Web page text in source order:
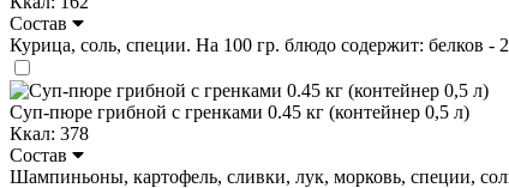
Состав
Курица, соль, специи. На 100 гр. блюдо содержит: белков -
Суп-пюре грибной с гренками 0.45 кг (контейнер 0,5 л)
Ккал: 378
Состав
Шампиньоны, картофель, сливки, лук, морковь, специи,